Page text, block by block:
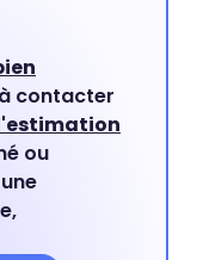
contacter
ou